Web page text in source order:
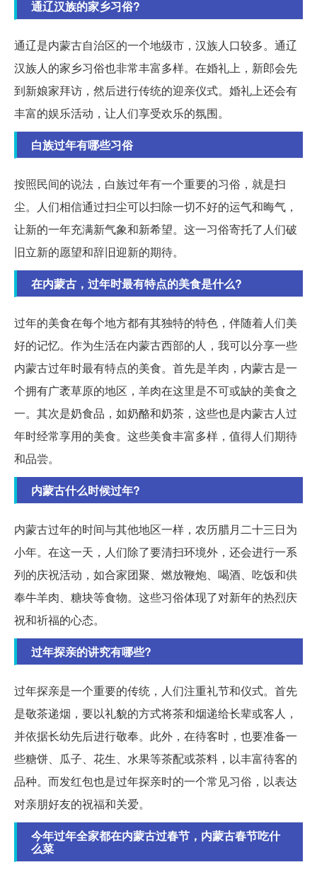
通辽汉族的家乡习俗?
通辽是内蒙古自治区的一个地级市，汉族人口较多。通辽
汉族人的家乡习俗也非常丰富多样。在婚礼上，新郎会先
到新娘家拜访，然后进行传统的迎亲仪式。婚礼上还会有
丰富的娱乐活动，让人们享受欢乐的氛围。
白族过年有哪些习俗
按照民间的说法，白族过年有一个重要的习俗，就是扫
尘。人们相信通过扫尘可以扫除一切不好的运气和晦气，
让新的一年充满新气象和新希望。这一习俗寄托了人们破
旧立新的愿望和辞旧迎新的期待。
在内蒙古，过年时最有特点的美食是什么?
过年的美食在每个地方都有其独特的特色，伴随着人们美
好的记忆。作为生活在内蒙古西部的人，我可以分享一些
内蒙古过年时最有特点的美食。首先是羊肉，内蒙古是一
个拥有广袤草原的地区，羊肉在这里是不可或缺的美食之
一。其次是奶食品，如奶酪和奶茶，这些也是内蒙古人过
年时经常享用的美食。这些美食丰富多样，值得人们期待
和品尝。
内蒙古什么时候过年?
内蒙古过年的时间与其他地区一样，农历腊月二十三日为
小年。在这一天，人们除了要清扫环境外，还会进行一系
列的庆祝活动，如合家团聚、燃放鞭炮、喝酒、吃饭和供
奉牛羊肉、糖块等食物。这些习俗体现了对新年的热烈庆
祝和祈福的心态。
过年探亲的讲究有哪些?
过年探亲是一个重要的传统，人们注重礼节和仪式。首先
是敬茶递烟，要以礼貌的方式将茶和烟递给长辈或客人，
并依据长幼先后进行敬奉。此外，在待客时，也要准备一
些糖饼、瓜子、花生、水果等茶配或茶料，以丰富待客的
品种。而发红包也是过年探亲时的一个常见习俗，以表达
对亲朋好友的祝福和关爱。
今年过年全家都在内蒙古过春节，内蒙古春节吃什
么菜